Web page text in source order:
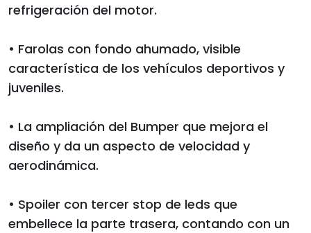
refrigeración del motor.
• Farolas con fondo ahumado, visible
característica de los vehículos deportivos y
juveniles.
• La ampliación del Bumper que mejora el
diseño y da un aspecto de velocidad y
aerodinámica.
• Spoiler con tercer stop de leds que
embellece la parte trasera, contando con un